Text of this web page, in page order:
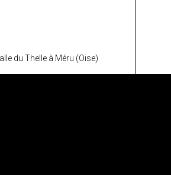
du Thelle à Méru (Oise)